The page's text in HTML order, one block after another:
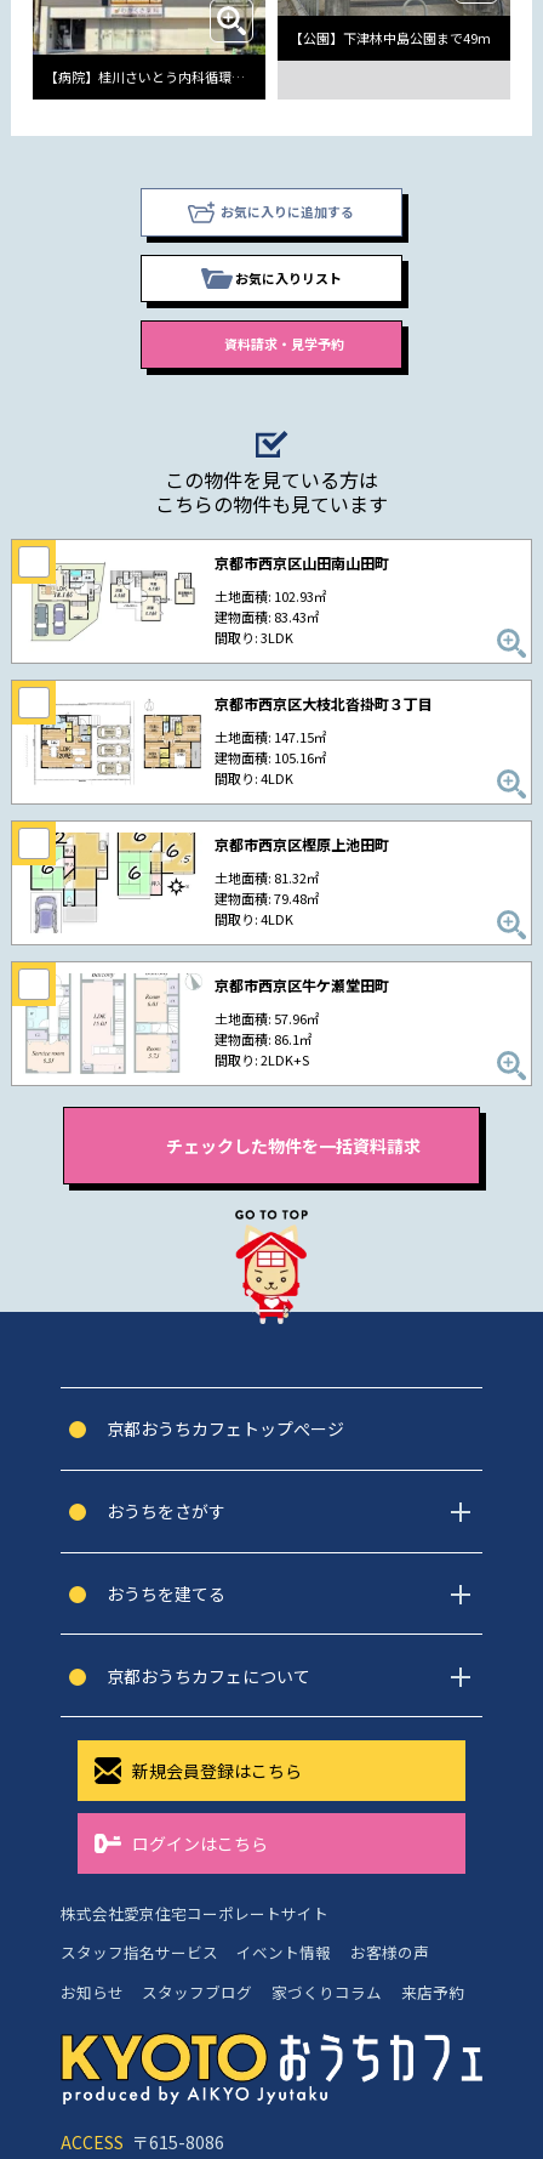
【病院】桂川さいとう内科循環器クリニックまで724m
【公園】下津林中島公園まで49m
お気に入りに追加する
お気に入りリスト
この物件を見ている方は
こちらの物件も見ています
京都市西京区山田南山田町
土地面積: 102.93㎡
建物面積: 83.43㎡
間取り: 3LDK
京都市西京区大枝北沓掛町３丁目
土地面積: 147.15㎡
建物面積: 105.16㎡
間取り: 4LDK
京都市西京区樫原上池田町
土地面積: 81.32㎡
建物面積: 79.48㎡
間取り: 4LDK
京都市西京区牛ケ瀬堂田町
土地面積: 57.96㎡
建物面積: 86.1㎡
間取り: 2LDK+S
ACCESS 〒615-8086
京都おうちカフェトップぺージ
おうちをさがす
おうちを建てる
京都おうちカフェについて
新規会員登録はこちら
ログインはこちら
株式会社愛京住宅コーポレートサイト
スタッフ指名サービス
イベント情報
お客様の声
お知らせ
スタッフブログ 家づくりコラム 来店予約